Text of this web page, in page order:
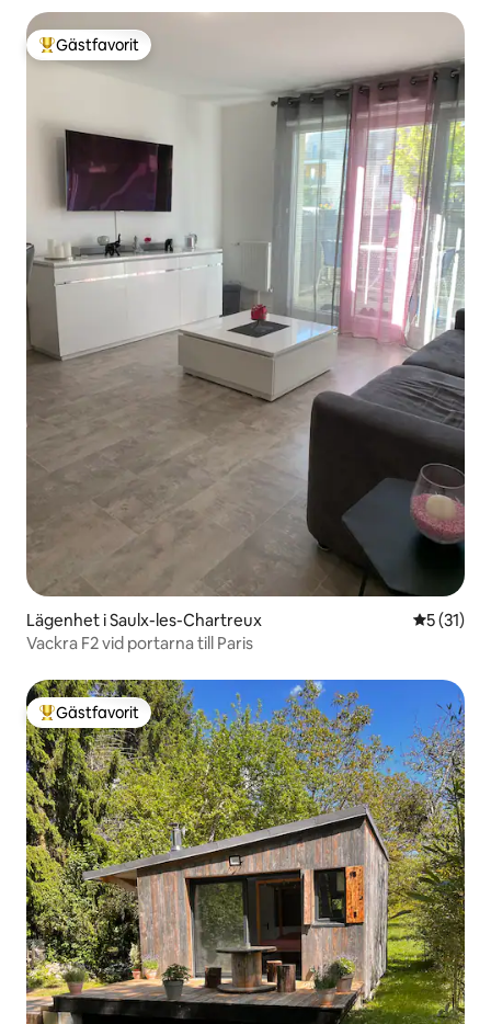
Populär gästfavorit
Gästfavorit
Lägenhet i Saulx-les-Chartreux 5 av 5 i
5 (31)
Vackra F2 vid portarna till Paris
Populär gästfavorit
Gästfavorit